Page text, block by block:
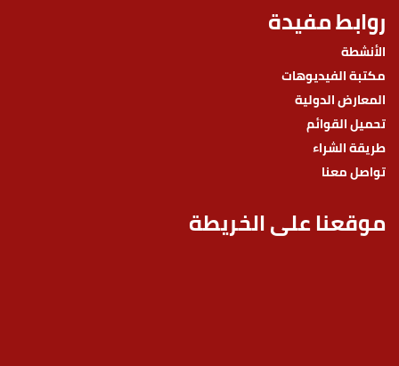
روابط مفيدة
الأنشطة
مكتبة الفيديوهات
المعارض الدولية
تحميل القوائم
طريقة الشراء
تواصل معنا
موقعنا على الخريطة